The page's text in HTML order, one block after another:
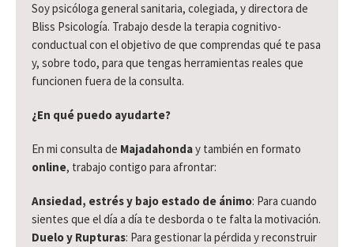
Soy psicóloga general sanitaria, colegiada, y directora de
Bliss Psicología. Trabajo desde la terapia cognitivo-
conductual con el objetivo de que comprendas qué te pasa
y, sobre todo, para que tengas herramientas reales que
funcionen fuera de la consulta.
¿En qué puedo ayudarte?
En mi consulta de Majadahonday también en formato
online, trabajo contigo para afrontar:
Ansiedad, estrés y bajo estado de ánimo: Para cuando
sientes que el día a día te desborda o te falta la motivación.
Duelo y Rupturas: Para gestionar la pérdida y reconstruir